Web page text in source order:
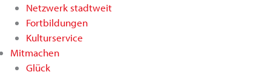
Netzwerk stadtweit
Fortbildungen
Kulturservice
Mitmachen
Glück